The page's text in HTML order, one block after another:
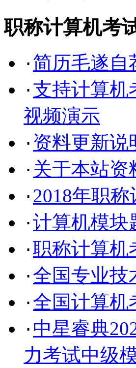
职称计算机考
· 简历毛遂自
· 支持计算机
视频演示
· 资料更新说
· 关于本站资
· 2018年职
·计算机模块
·职称计算机
· 全国专业技
· 全国计算机
· 中星睿典
力考试中级